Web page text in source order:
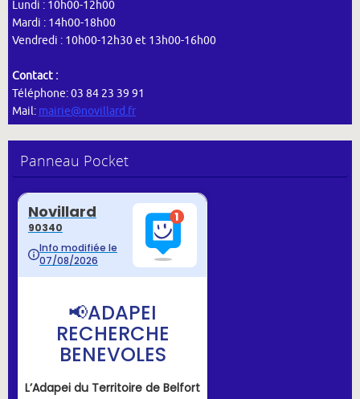
Lundi : 10h00-12h00
Mardi : 14h00-18h00
Vendredi : 10h00-12h30 et 13h00-16h00
Contact :
Téléphone: 03 84 23 39 91
Mail: mairie@novillard.fr
Panneau Pocket